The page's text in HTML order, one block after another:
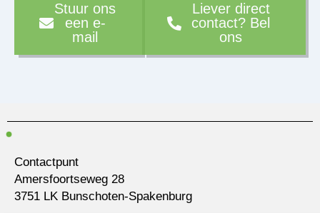
Stuur ons
een e-
mail
Liever direct
contact? Bel
ons
Contactpunt
Amersfoortseweg 28
3751 LK Bunschoten-Spakenburg